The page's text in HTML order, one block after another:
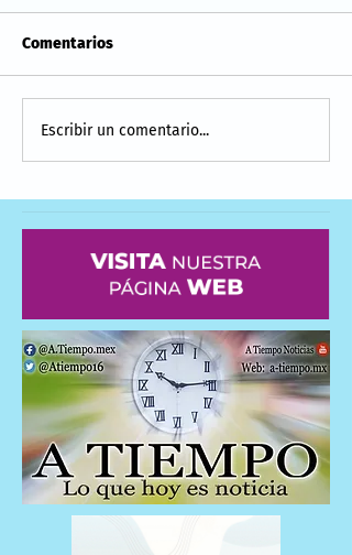
Comentarios
Escribir un comentario...